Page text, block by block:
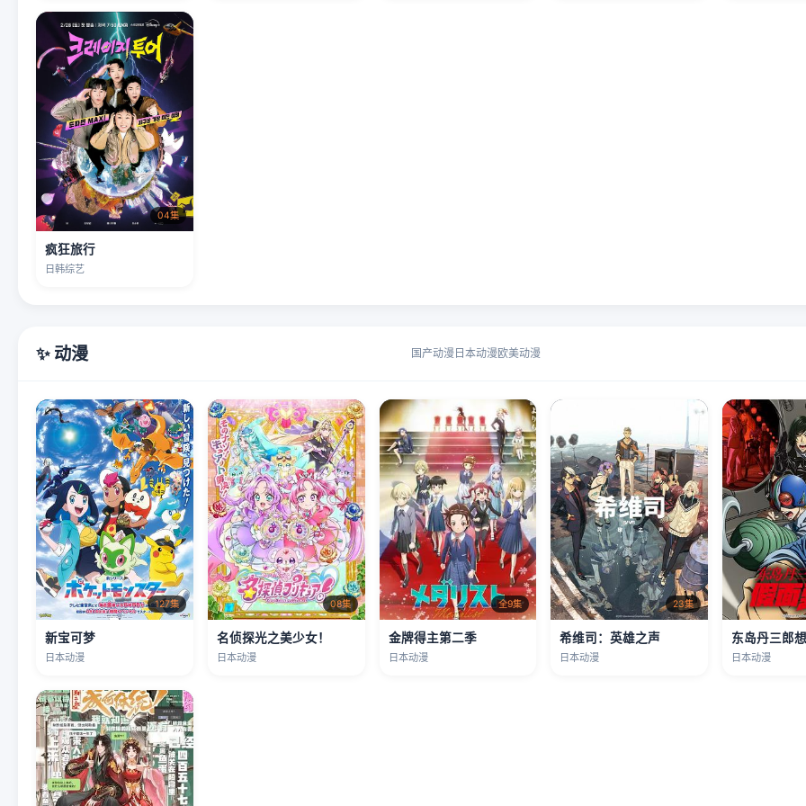
04集
疯狂旅行
日韩综艺
✨ 动漫 国产动漫 日本动漫欧美动漫
127集
新宝可梦
日本动漫
08集
名侦探光之美少女！
日本动漫
全9集
金牌得主第二季
日本动漫
23集
希维司：英雄之声
日本动漫 日本动漫